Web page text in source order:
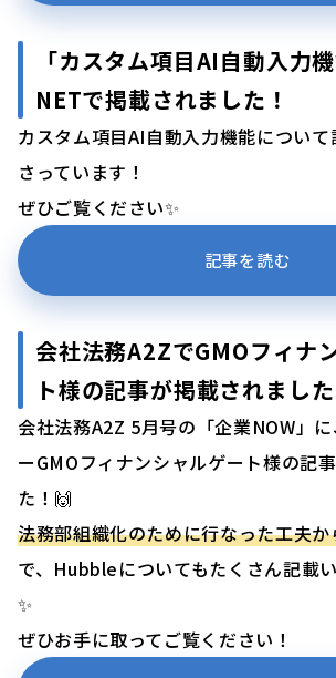
「カスタム項目AI自動入力
NETで掲載されました！
カスタム項目AI自動入力機能につい
さっています！
ぜひご覧ください✨
記事を読む
会社法務A2ZでGMOフィナ
ト様の記事が掲載されまし
会社法務A2Z 5月号の「企業NOW」
ーGMOフィナンシャルゲート様の記
た！🙌
法務部組織化のために行なった工夫
で、Hubbleについてもたくさん記載
✨
ぜひお手に取ってご覧ください！